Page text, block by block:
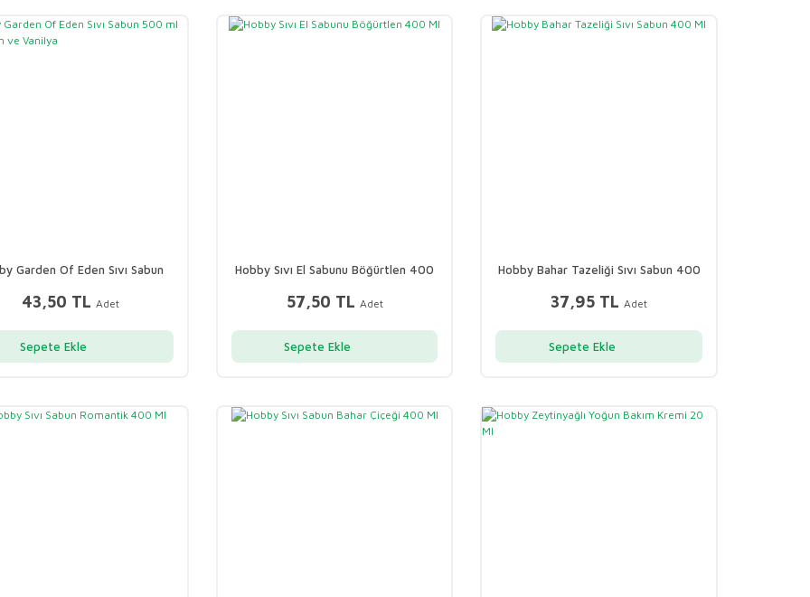
Garden Of Eden Sıvı Sabun
43,50 TL Adet
Sepete Ekle
Hobby Sıvı El Sabunu Böğürtlen 400
57,50 TL Adet
Sepete Ekle
Hobby Bahar Tazeliği Sıvı Sabun 400
37,95 TLAdet
Sepete Ekle